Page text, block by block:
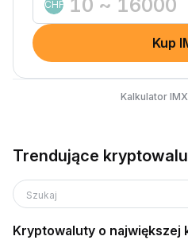
CHF
Kup
Kalkulator
Trendujące
Szukaj
Kryptowaluty o największej